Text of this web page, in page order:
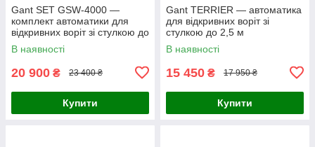
Gant SET GSW-4000 —
комплект автоматики для
відкривних воріт зі стулкою до
4 м
В наявності
20 900 ₴ 23 400 ₴
Купити
Gant TERRIER — автоматика
для відкривних воріт зі
стулкою до 2,5 м
В наявності
15 450 ₴ 17 950 ₴
Купити